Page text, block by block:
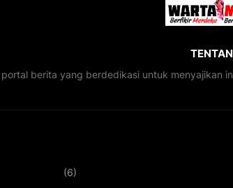
berita yang berdedikasi untuk menyajikan
(6)